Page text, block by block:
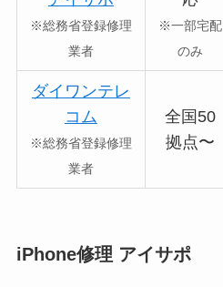
※総務省登録修理
業者
※一部宅配
のみ
ダイワンテレ
コム
※総務省登録修理
業者
全国50
拠点〜
iPhone修理 アイサポ